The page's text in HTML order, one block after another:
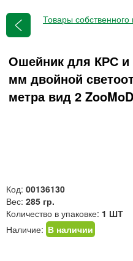
Товары собственного
Ошейник для КРС и
мм двойной
метра вид 2
Код: 00136130
Вес: 285 гр.
Количество в упаковке: 1 ШТ
Наличие: В наличии